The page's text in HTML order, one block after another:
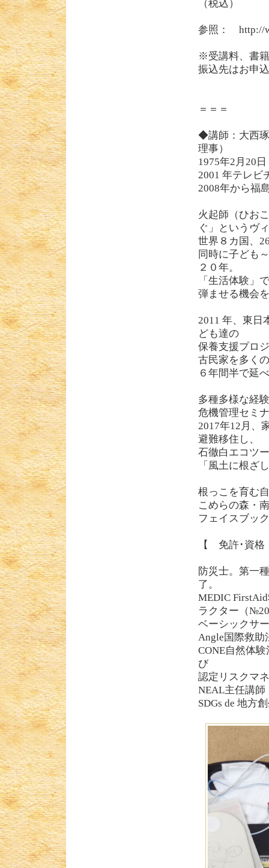
（税込）
参照： http://
※受講料、書
振込先はお申
＝＝＝
◆講師：大西
理事）
1975年2月20
2001 年テレビ
2008年から福
火起師（ひお
ぐ」というヴ
世界８カ国、
同時に子ども
２０年。
「生活体験」
弾ませる機会
2011 年、東日
ども達の
保養支援プロ
古民家を多く
６年間半で延
多種多様な経
危機管理セミ
2017年12月、
避難移住し、
石徹白エコツ
「風土に根ざ
根っこを育む
こめらの森・
フェイスブッ
【 免許･資
防災士。第一
了。
MEDIC
ラクター（
ベーシックサ
Angle国際救助
CONE自然体
び
認定リスクマ
NEAL主任講師
SDGs de 地方